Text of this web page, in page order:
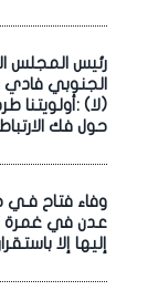
رئيس المجلس
الجنوبي
(لا) :أولويتنا
حول فك الارتباط
وفاء فتاح فـي
عدن في غمرة
إليها إلا